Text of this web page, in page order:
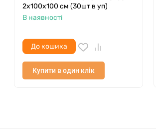
круті скати... Архітектурна
може покладатися на ноу-хау та
досягнення, спеціально
заводах групиIKOв Канаді та США,
походження плитки. Маючи майже
2х100х100 см (30шт в уп)
В наявності
До кошика
Купити в один клік